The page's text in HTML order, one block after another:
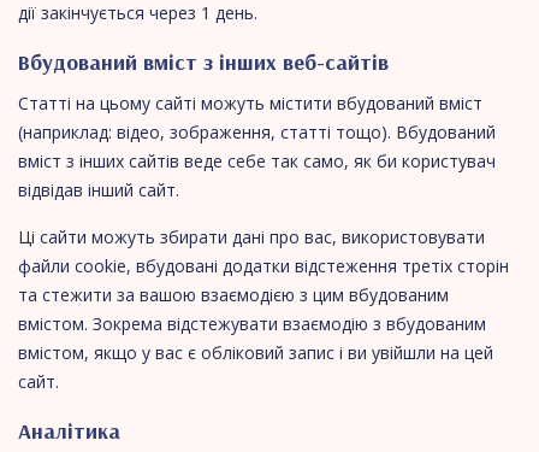
дії закінчується через 1 день.
Вбудований вміст з інших веб-сайтів
Статті на цьому сайті можуть містити вбудований вміст
(наприклад: відео, зображення, статті тощо). Вбудований
вміст з інших сайтів веде себе так само, як би користувач
відвідав інший сайт.
Ці сайти можуть збирати дані про вас, використовувати
файли cookie, вбудовані додатки відстеження третіх сторін
та стежити за вашою взаємодією з цим вбудованим
вмістом. Зокрема відстежувати взаємодію з вбудованим
вмістом, якщо у вас є обліковий запис і ви увійшли на цей
сайт.
Аналітика